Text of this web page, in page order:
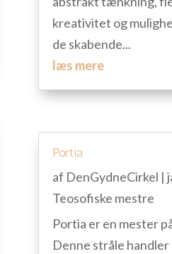
kreativitet og
de skabende...
læs mere
Portia
af DenGydneCirkel |
Teosofiske mestre
Portia er en mester
Denne stråle handler